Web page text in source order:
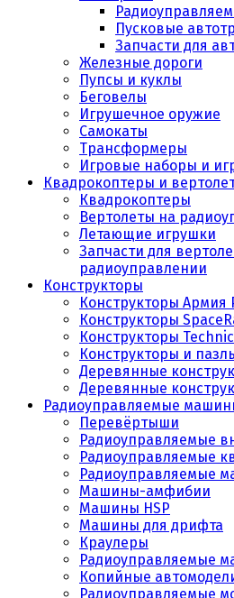
Пусковые
Запчасти для
Железные дороги
Пупсы и куклы
Беговелы
Игрушечное оружие
Самокаты
Трансформеры
Игровые наборы и
Квадрокоптеры и
Квадрокоптеры
Вертолеты на
Летающие игрушки
Запчасти для
радиоуправлении
Конструкторы
Конструкторы Армия
Конструкторы
Конструкторы
Конструкторы и
Деревянные
Деревянные
Радиоуправляемые
Перевёртыши
Радиоуправляемые
Радиоуправляемые
Радиоуправляемые
Машины-амфибии
Машины HSP
Машины для дрифта
Краулеры
Радиоуправляемые
Копийные
Радиоуправляемые